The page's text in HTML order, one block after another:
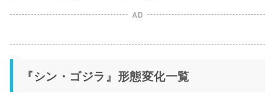
AD
『シン・ゴジラ』形態変化一覧